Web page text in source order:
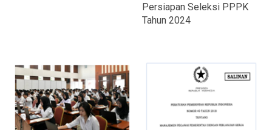
Persiapan Seleksi PPPK
Tahun 2024